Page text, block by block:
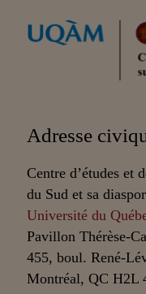
Adresse
Centre d’études et
du Sud et sa
Université du
Pavillon Thérèse-
455, boul. René-
Montréal, QC H2L